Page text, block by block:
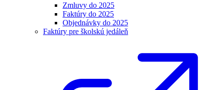
Zmluvy do 2025
Faktúry do 2025
Objednávky do 2025
Faktúry pre školskú jedáleň